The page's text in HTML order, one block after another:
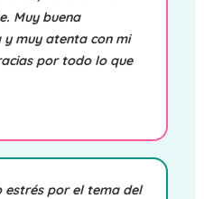
Muy buena
muy atenta con mi
por todo lo que
estrés por el tema del